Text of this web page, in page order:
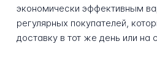
экономически эффективным
регулярных покупателей,
доставку в тот же день или на